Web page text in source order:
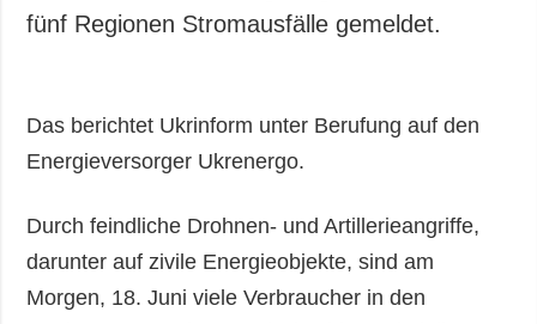
fünf Regionen Stromausfälle gemeldet.
Das berichtet Ukrinform unter Berufung auf den
Energieversorger Ukrenergo.
Durch feindliche Drohnen- und Artillerieangriffe,
darunter auf zivile Energieobjekte, sind am
Morgen, 18. Juni viele Verbraucher in den